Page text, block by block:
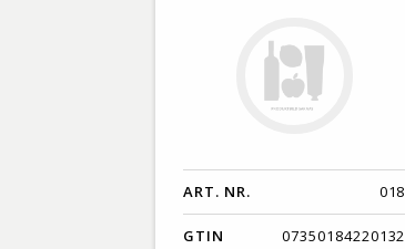
ART. NR. 018
GTIN 07350184220132